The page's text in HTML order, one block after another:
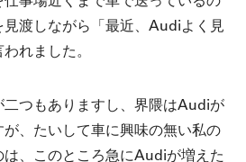
見渡しながら「最近、Audiよく見
れました。
二つもありますし、界隈はAudiが
が、たいして車に興味の無い私の
、このところ急にAudiが増えた